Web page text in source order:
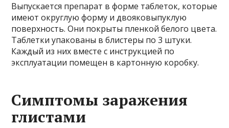
Выпускается препарат в форме таблеток, которые
имеют округлую форму и двояковыпуклую
поверхность. Они покрыты пленкой белого цвета.
Таблетки упакованы в блистеры по 3 штуки.
Каждый из них вместе с инструкцией по
эксплуатации помещен в картонную коробку.
Симптомы заражения
глистами